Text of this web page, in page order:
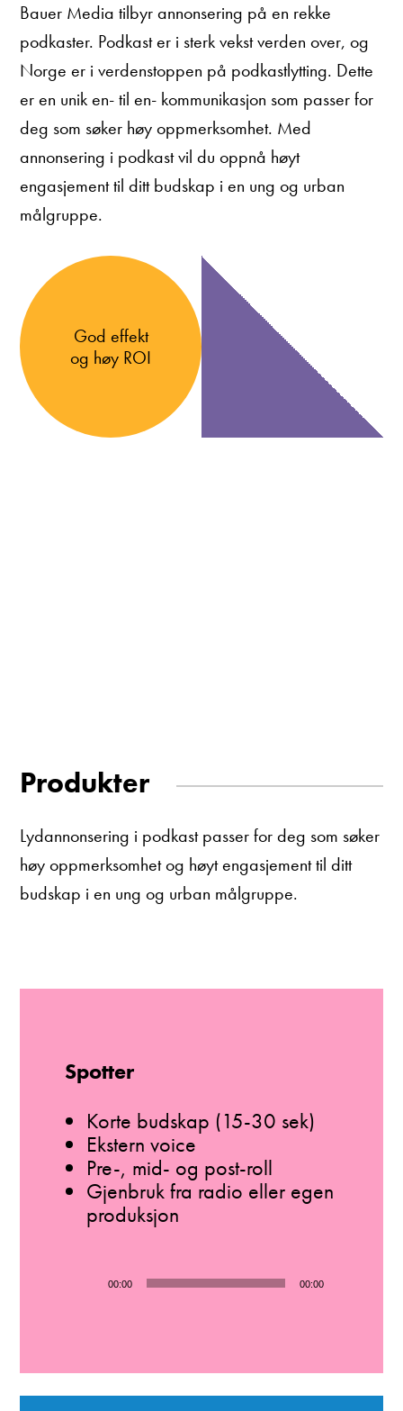
Bauer Media tilbyr annonsering på en rekke
podkaster. Podkast er i sterk vekst verden over, og
Norge er i verdenstoppen på podkastlytting. Dette
er en unik en- til en- kommunikasjon som passer for
deg som søker høy oppmerksomhet. Med
annonsering i podkast vil du oppnå høyt
engasjement til ditt budskap i en ung og urban
målgruppe.
God effekt
og høy ROI
Produkter
Lydannonsering i podkast passer for deg som søker
høy oppmerksomhet og høyt engasjement til ditt
budskap i en ung og urban målgruppe.
Spotter
Korte budskap (15-30 sek)
Ekstern voice
Pre-, mid- og post-roll
Gjenbruk fra radio eller egen
produksjon
00:00 00:00